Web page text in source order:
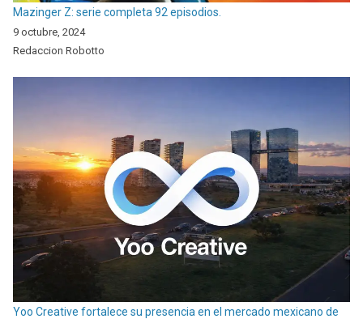
Mazinger Z: serie completa 92 episodios.
9 octubre, 2024
Redaccion Robotto
Yoo Creative fortalece su presencia en el mercado mexicano de